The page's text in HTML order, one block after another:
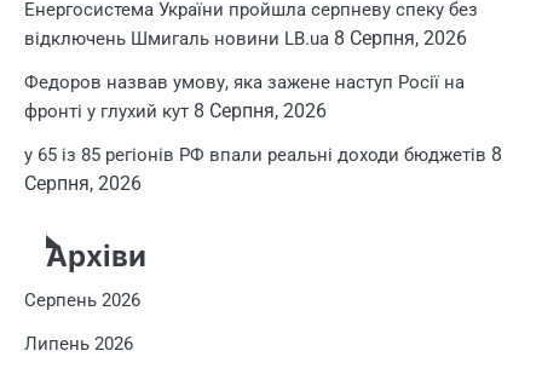
Енергосистема України пройшла серпневу спеку без
відключень Шмигаль новини LB.ua 8 Серпня, 2026
Федоров назвав умову, яка зажене наступ Росії на
фронті у глухий кут 8 Серпня, 2026
у 65 із 85 регіонів РФ впали реальні доходи бюджетів 8
Серпня, 2026
Архіви
Серпень 2026
Липень 2026